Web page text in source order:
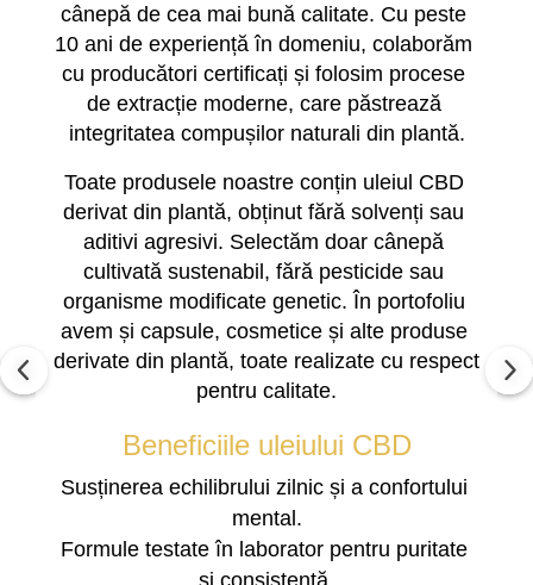
cânepă de cea mai bună calitate. Cu peste
10 ani de experiență în domeniu, colaborăm
cu producători certificați și folosim procese
de extracție moderne, care păstrează
integritatea compușilor naturali din plantă.
Toate produsele noastre conțin uleiul CBD
derivat din plantă, obținut fără solvenți sau
aditivi agresivi. Selectăm doar cânepă
cultivată sustenabil, fără pesticide sau
organisme modificate genetic. În portofoliu
avem și capsule, cosmetice și alte produse
derivate din plantă, toate realizate cu respect
pentru calitate.
Beneficiile uleiului CBD
Susținerea echilibrului zilnic și a confortului
mental.
Formule testate în laborator pentru puritate
și consistență.